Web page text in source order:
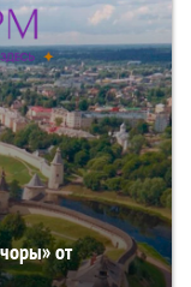
от